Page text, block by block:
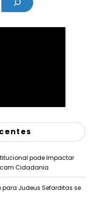
pode Impactar
Cidadania
Judeus Sefarditas se